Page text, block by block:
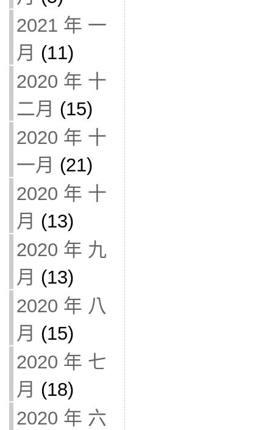
2021 年 一
月 (11)
2020 年 十
二月 (15)
2020 年 十
一月 (21)
2020 年 十
月 (13)
2020 年 九
月 (13)
2020 年 八
月 (15)
2020 年 七
月 (18)
2020 年 六